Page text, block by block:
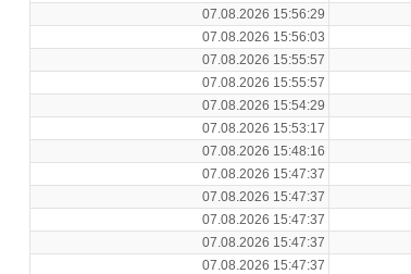
07.08.2026 15:56:29
07.08.2026 15:56:03
07.08.2026 15:55:57
07.08.2026 15:55:57
07.08.2026 15:54:29
07.08.2026 15:53:17
07.08.2026 15:48:16
07.08.2026 15:47:37
07.08.2026 15:47:37
07.08.2026 15:47:37
07.08.2026 15:47:37
07.08.2026 15:47:37